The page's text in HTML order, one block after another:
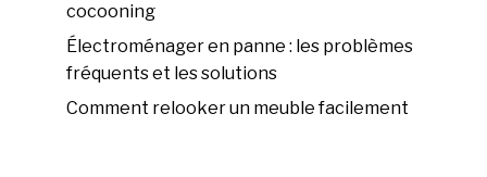
cocooning
Électroménager en panne : les problèmes
fréquents et les solutions
Comment relooker un meuble facilement